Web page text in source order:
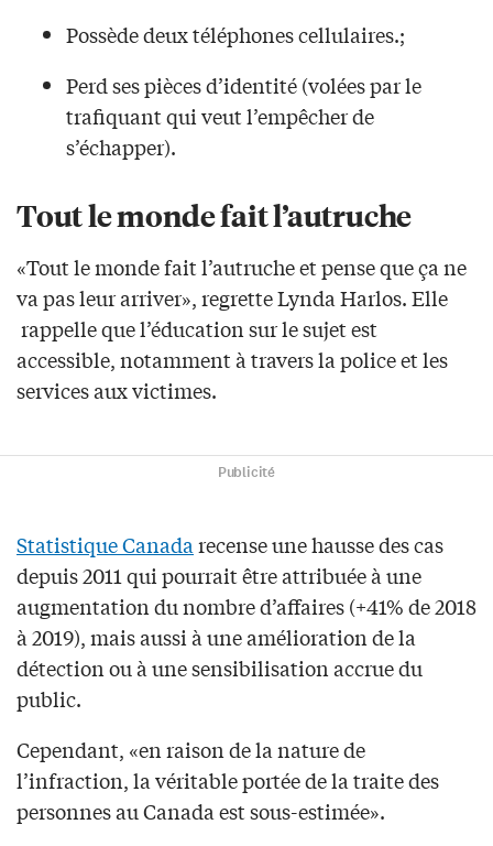
Possède deux téléphones cellulaires.;
Perd ses pièces d’identité (volées par le
trafiquant qui veut l’empêcher de
s’échapper).
Tout le monde fait l’autruche
«Tout le monde fait l’autruche et pense que ça ne
va pas leur arriver», regrette Lynda Harlos. Elle
rappelle que l’éducation sur le sujet est
accessible, notamment à travers la police et les
services aux victimes.
Publicité
Statistique Canadarecense une hausse des cas
depuis 2011 qui pourrait être attribuée à une
augmentation du nombre d’affaires (+41% de 2018
à 2019), mais aussi à une amélioration de la
détection ou à une sensibilisation accrue du
public.
Cependant, «en raison de la nature de
l’infraction, la véritable portée de la traite des
personnes au Canada est sous-estimée».